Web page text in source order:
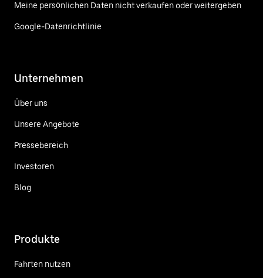
Meine persönlichen Daten nicht verkaufen oder weitergeben
Google-Datenrichtlinie
Unternehmen
Über uns
Unsere Angebote
Pressebereich
Investoren
Blog
Produkte
Fahrten nutzen